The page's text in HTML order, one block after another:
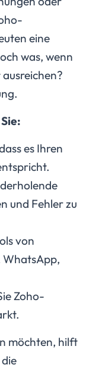
eine
was, wenn
es Ihren
und Fehler zu
von
Zoho-
möchten, hilft